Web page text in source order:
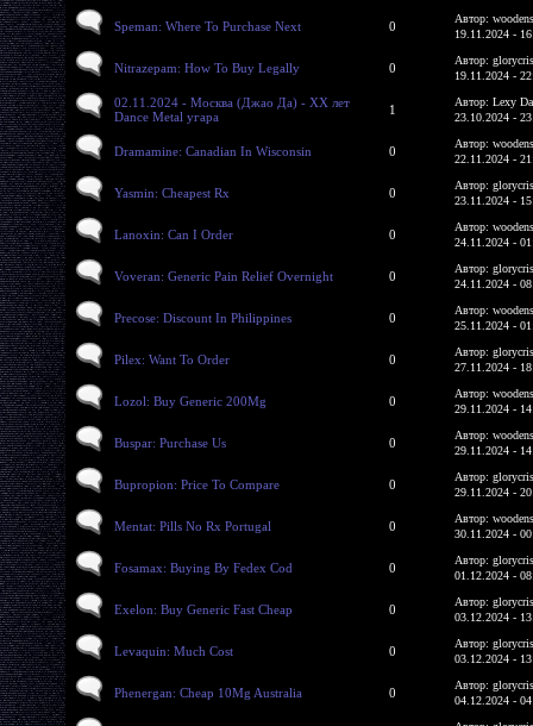
Speman: Where To Purchase Next 0
Автор:
19.11.2024 -
Nitrazepam: How To Buy Legally 0
Автор:
19.11.2024 -
02.11.2024 - Москва (Джао Да) - XX лет
Dance Metal угара
1
Автор: Lexy
23.10.2024 -
Dramamine: Canadian In Wisconsin 0
Автор:
22.11.2024 -
Yasmin: Cheapest Rx 0
Автор:
23.11.2024 -
Lanoxin: Can I Order 0
Автор:
24.11.2024 -
Voveran: Generic Pain Relief Overnight 0
Автор:
24.11.2024 -
Precose: Discount In Philippines 0
Автор:
25.11.2024 -
Pilex: Want To Order 0
Автор:
27.11.2024 -
Lozol: Buy Generic 200Mg 0
Автор:
29.11.2024 -
Buspar: Purchase Us 0
Автор:
29.11.2024 -
Bupropion: Price To Compare 0
Автор:
29.11.2024 -
Mentat: Pills No Rx Portugal 0
Автор:
30.11.2024 -
Fosamax: Buying By Fedex Cod 0
Автор:
01.12.2024 -
Exelon: Buy Generic Fast Cheap 0
Автор:
03.12.2024 -
Levaquin: Much Cost 0
Автор:
03.12.2024 -
Phenergan: Cheap 10Mg Australia 0
Автор:
04.12.2024 -